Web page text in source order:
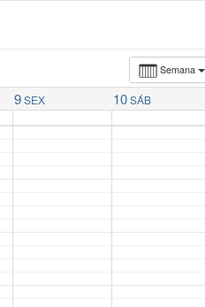
Semana
9 SEX 10 SÁB